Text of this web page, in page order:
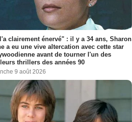
clairement énervé" : il y a 34 ans, Sharon
a eu une vive altercation avec cette star
avant de tourner l'un des
thrillers des années 90
9 août 2026